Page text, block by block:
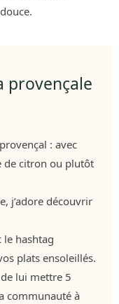
provençale
: avec
de citron ou plutôt
j’adore découvrir
le hashtag
plats ensoleillés.
de lui mettre 5
communauté à